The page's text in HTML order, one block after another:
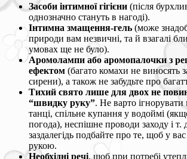
Засоби інтимної гігієни (після
однозначно стануть в нагоді).
Інтимна змащення-гель (може
природи вам незвичні, та й взагалі
умовах ще не було).
Аромолампи або аромопалочки з
ефектом (багато комахи не виносять
сирени), а також не забудьте про
Тихий свято лише для двох не
“швидку руку”. Не варто ігнорувати
танці, спільне купання у водоймі
погода), неспішне проводи заходу і т.
заздалегідь подбайте про те, щоб у
рукою.
Необхідні речі, щоб при потребі